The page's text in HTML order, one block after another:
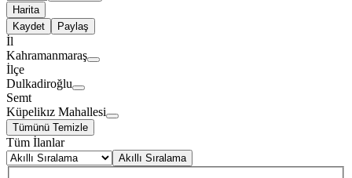
Harita
Kaydet
Paylaş
İl
Kahramanmaraş
İlçe
Dulkadiroğlu
Semt
Küpelikız Mahallesi
Tümünü Temizle
Tüm İlanlar
Akıllı Sıralama